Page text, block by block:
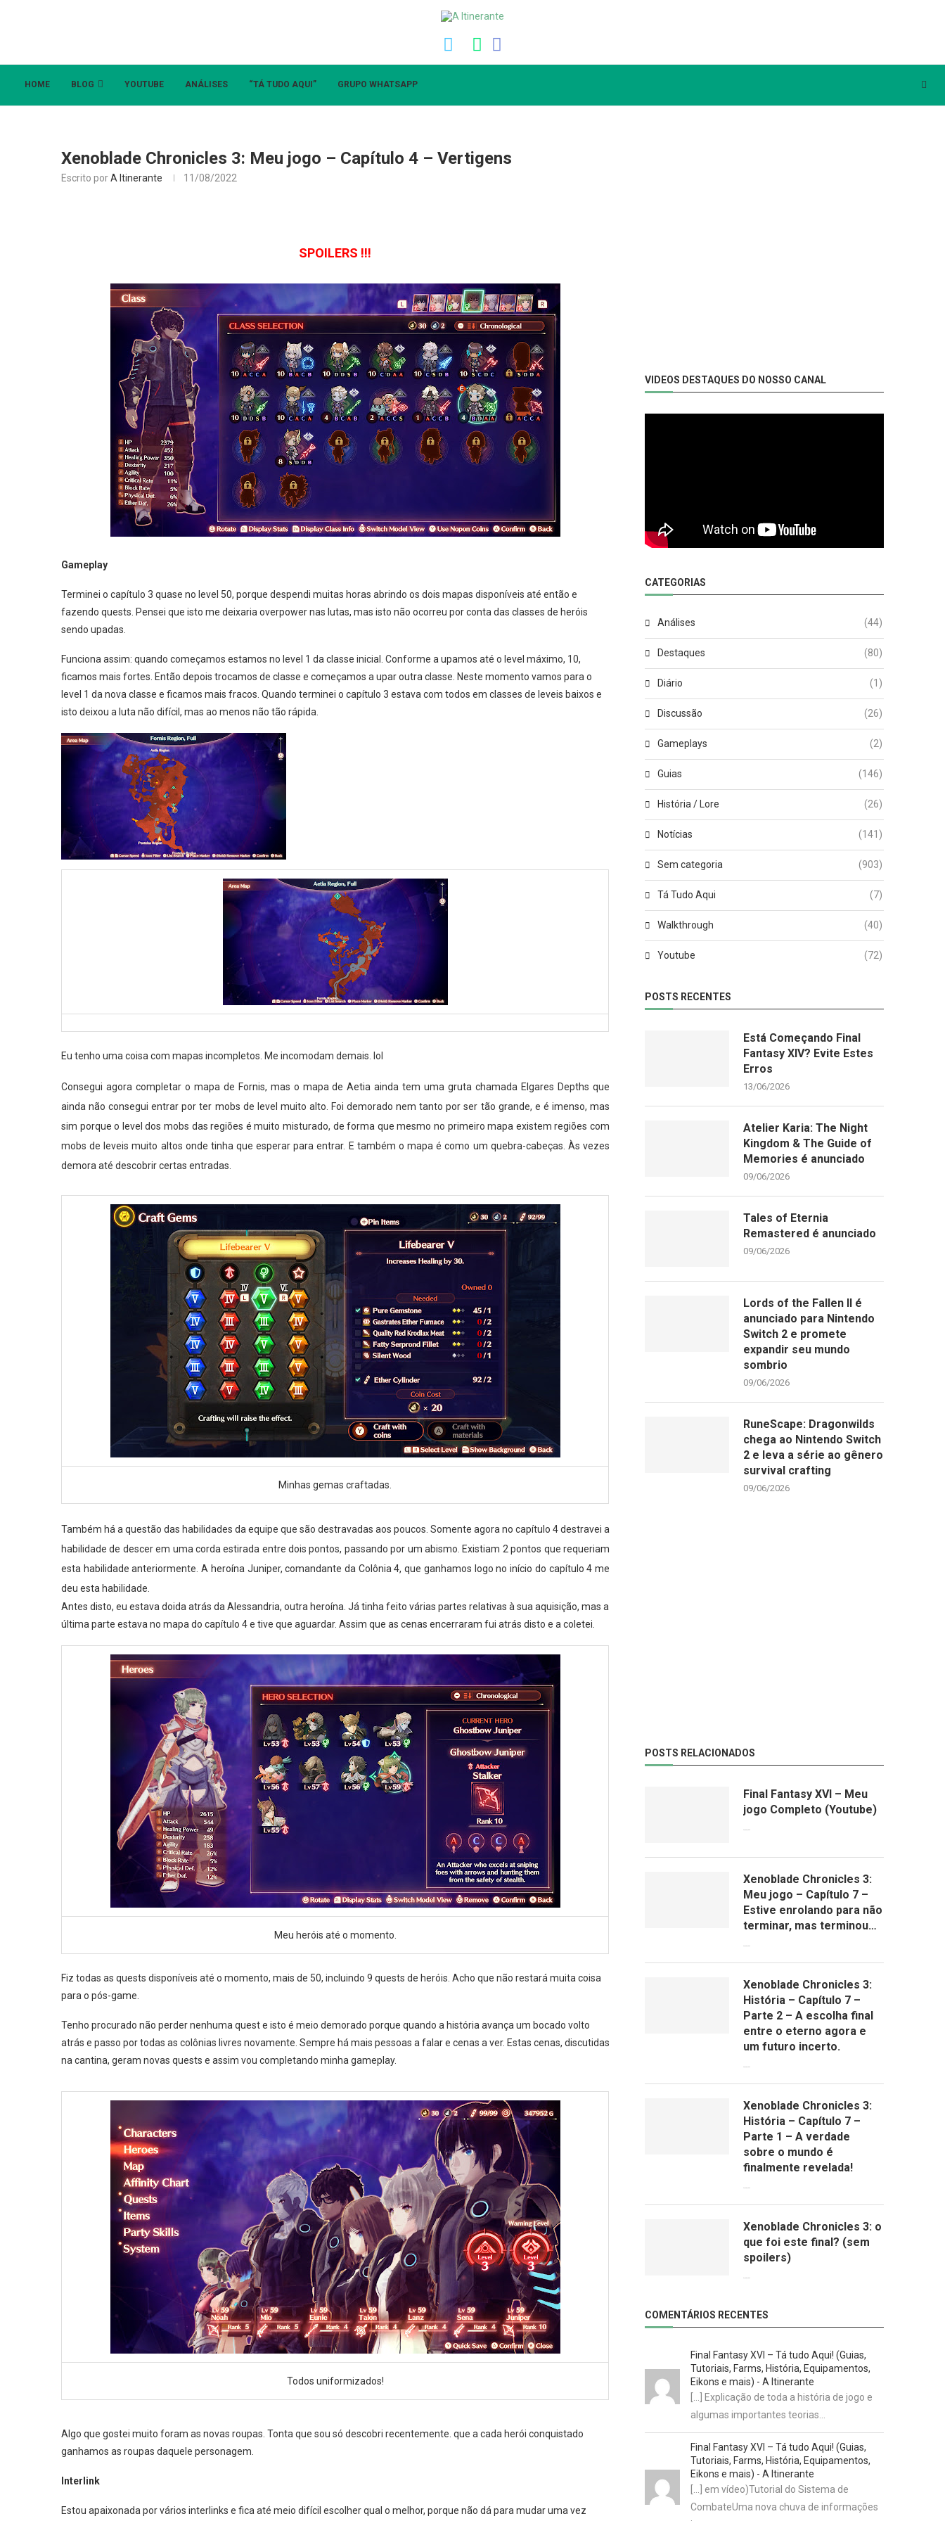
HOME BLOG YOUTUBE ANÁLISES “TÁ TUDO AQUI” GRUPO WHATSAPP
Xenoblade Chronicles 3: Meu jogo – Capítulo 4 – Vertigens
Escrito porA Itinerante 11/08/2022
SPOILERS !!!
Gameplay
Terminei o capítulo 3 quase no level 50, porque despendi muitas horas abrindo os dois mapas disponíveis até então e
fazendo quests. Pensei que isto me deixaria overpower nas lutas, mas isto não ocorreu por conta das classes de heróis
sendo upadas.
Funciona assim: quando começamos estamos no level 1 da classe inicial. Conforme a upamos até o level máximo, 10,
ficamos mais fortes. Então depois trocamos de classe e começamos a upar outra classe. Neste momento vamos para o
level 1 da nova classe e ficamos mais fracos. Quando terminei o capítulo 3 estava com todos em classes de leveis baixos e
isto deixou a luta não difícil, mas ao menos não tão rápida.
Eu tenho uma coisa com mapas incompletos. Me incomodam demais. lol
Consegui agora completar o mapa de Fornis, mas o mapa de Aetia ainda tem uma gruta chamada Elgares Depths que
ainda não consegui entrar por ter mobs de level muito alto. Foi demorado nem tantopor ser tão grande, e é imenso, mas
sim porque o level dos mobs das regiões é muito misturado, de forma que mesmo no primeiro mapa existem regiões com
mobs de leveis muito altos onde tinha que esperar para entrar. E também o mapa é como um quebra-cabeças. Às vezes
demora até descobrir certas entradas.
Minhas gemas craftadas.
Também há a questão das habilidades da equipe que são destravadas aos poucos. Somente agora no capítulo 4 destravei a
habilidade de descer em uma corda estirada entre dois pontos, passando por um abismo. Existiam 2 pontos que requeriam
esta habilidade anteriormente. A heroína Juniper, comandante da Colônia 4, que ganhamos logo no início do capítulo 4 me
deu esta habilidade.
Antes disto, eu estava doida atrás da Alessandria, outra heroína. Já tinha feito várias partes relativas à sua aquisição, mas a
última parte estava no mapa do capítulo 4 e tive que aguardar. Assim que as cenas encerraram fui atrás disto e a coletei.
Meu heróis até o momento.
Fiz todas as quests disponíveis até o momento, mais de 50, incluindo 9 quests de heróis. Acho que não restará muita coisa
para o pós-game.
Tenho procurado não perder nenhuma quest e isto é meio demorado porque quando a história avança um bocado volto
atrás e passo por todas as colônias livres novamente. Sempre há mais pessoas a falar e cenas a ver. Estas cenas, discutidas
na cantina, geram novas quests e assim vou completando minha gameplay.
Todos uniformizados!
Algo que gostei muito foram as novas roupas. Tonta que sou só descobri recentemente. que a cada herói conquistado
ganhamos as roupas daquele personagem.
Interlink
Estou apaixonada por vários interlinks e fica até meio difícil escolher qual o melhor, porque não dá para mudar uma vez
VIDEOS DESTAQUES DO NOSSO CANAL
CATEGORIAS
Análises (44)
Destaques (80)
Diário (1)
Discussão (26)
Gameplays (2)
Guias (146)
História / Lore (26)
Notícias (141)
Sem categoria (903)
Tá Tudo Aqui (7)
Walkthrough (40)
Youtube (72)
POSTS RECENTES
Está Começando Final
Fantasy XIV? Evite Estes
Erros
13/06/2026
Atelier Karia: The Night
Kingdom & The Guide of
Memories é anunciado
09/06/2026
Tales of Eternia
Remastered é anunciado
09/06/2026
Lords of the Fallen II é
anunciado para Nintendo
Switch 2 e promete
expandir seu mundo
sombrio
09/06/2026
RuneScape: Dragonwilds
chega ao Nintendo Switch
2 e leva a série ao gênero
survival crafting
09/06/2026
POSTS RELACIONADOS
Final Fantasy XVI – Meu
jogo Completo (Youtube)
Xenoblade Chronicles 3:
Meu jogo – Capítulo 7 –
Estive enrolando para não
terminar, mas terminou…
Xenoblade Chronicles 3:
História – Capítulo 7 –
Parte 2 – A escolha final
entre o eterno agora e
um futuro incerto.
Xenoblade Chronicles 3:
História – Capítulo 7 –
Parte 1 – A verdade
sobre o mundo é
finalmente revelada!
Xenoblade Chronicles 3: o
que foi este final? (sem
spoilers)
COMENTÁRIOS RECENTES
Final Fantasy XVI – Tá tudo Aqui! (Guias,
Tutoriais, Farms, História, Equipamentos,
Eikons e mais) - A Itinerante
[…] Explicação de toda a história de jogo e
algumas importantes teorias…
Final Fantasy XVI – Tá tudo Aqui! (Guias,
Tutoriais, Farms, História, Equipamentos,
Eikons e mais) - A Itinerante
[…] em vídeo)Tutorial do Sistema de
CombateUma nova chuva de informações